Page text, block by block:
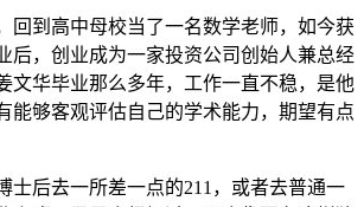
回到高中母校当了一名数学老师，如今获
后，创业成为一家投资公司创始人兼总经
文华毕业那么多年，工作一直不稳，是他
能够客观评估自己的学术能力，期望有点
士后去一所差一点的211，或者去普通一